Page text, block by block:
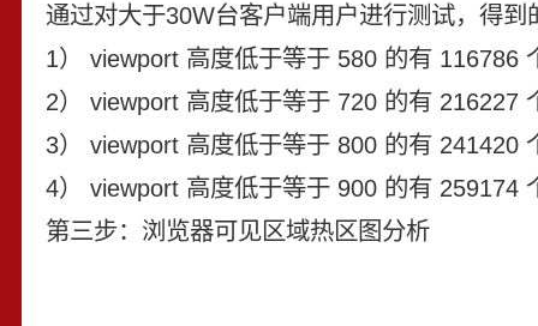
通过对大于30W台客户端用户进行测试，得到
1） viewport 高度低于等于 580 的有 116786
2） viewport 高度低于等于 720 的有 216227
3） viewport 高度低于等于 800 的有 241420
4） viewport 高度低于等于 900 的有 259174
第三步：浏览器可见区域热区图分析